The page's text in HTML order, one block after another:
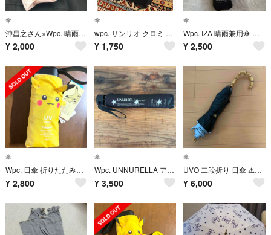
傘
沖昌之さん×Wpc. 晴雨兼用遮光アンブレにゃん ベージュ
¥ 2,000
傘
wpc. サンリオ クロミ 晴雨兼用 折りたたみ傘 ブラック フリル付き
¥ 1,750
傘
Wpc. IZA 晴雨兼用傘 軽量120gスリムULTRALIGHT50cmBK
¥ 2,500
傘
Wpc. 日傘 折りたたみ傘 ポケモン ピカチュウ 遮光 ミニ 晴雨兼用傘
¥ 2,800
傘
Wpc. UNNURELLA アンヌレラ 折りたたみ傘 60cm スター UN002-002
¥ 3,500
傘
UVO 二段折り 日傘 ⚠️傘袋なし⚠️ ブルー
¥ 6,000